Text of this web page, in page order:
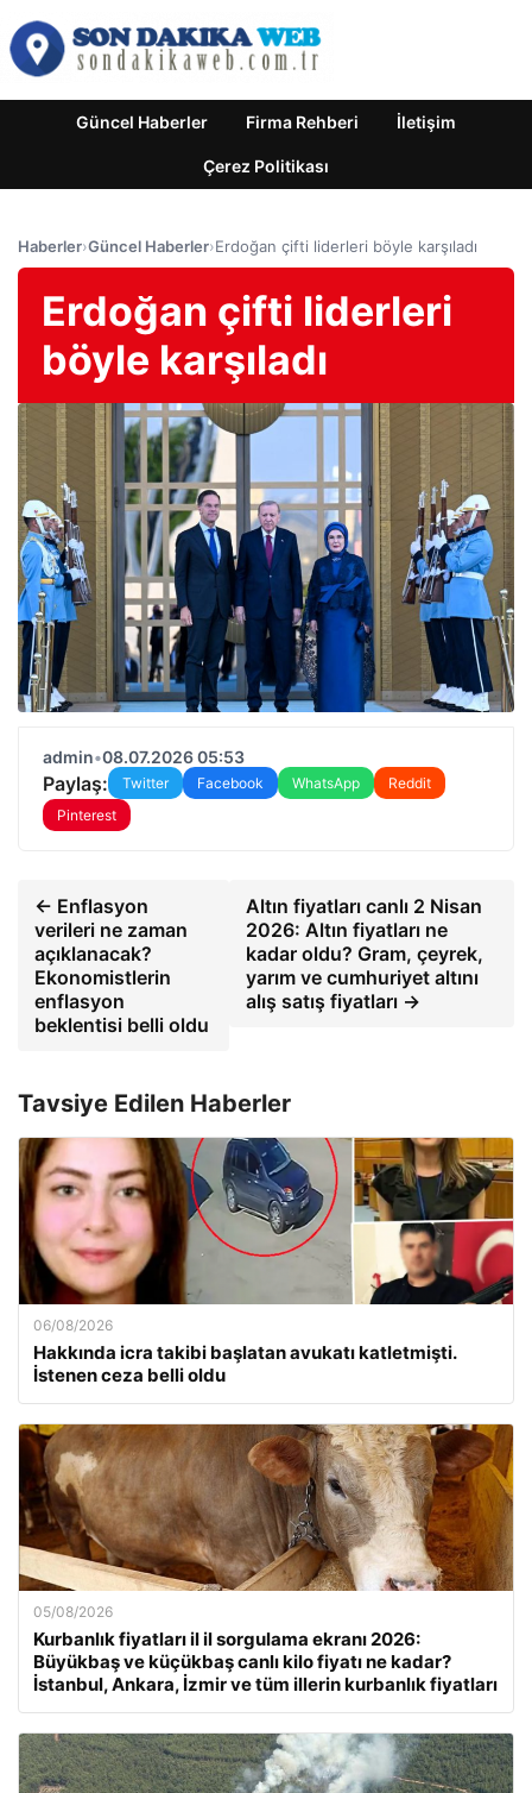
Güncel Haberler Firma Rehberi İletişim
Çerez Politikası
Haberler›Güncel Haberler›Erdoğan çifti liderleri böyle karşıladı
Erdoğan çifti liderleri
böyle karşıladı
admin•08.07.2026 05:53
Paylaş: Twitter Facebook WhatsApp
Reddit
Pinterest
← Enflasyon
verileri ne zaman
açıklanacak?
Ekonomistlerin
enflasyon
beklentisi belli oldu
Altın fiyatları canlı 2 Nisan
2026: Altın fiyatları ne
kadar oldu? Gram, çeyrek,
yarım ve cumhuriyet altını
alış satış fiyatları →
Tavsiye Edilen Haberler
06/08/2026
Hakkında icra takibi başlatan avukatı katletmişti.
İstenen ceza belli oldu
05/08/2026
Kurbanlık fiyatları il il sorgulama ekranı 2026:
Büyükbaş ve küçükbaş canlı kilo fiyatı ne kadar?
İstanbul, Ankara, İzmir ve tüm illerin kurbanlık fiyatları